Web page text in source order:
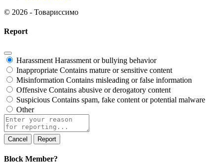
© 2026 - Товариссимо
Report
Harassment Harassment or bullying behavior
Inappropriate Contains mature or sensitive content
Misinformation Contains misleading or false information
Offensive Contains abusive or derogatory content
Suspicious Contains spam, fake content or potential malware
Other
Report
Block Member?